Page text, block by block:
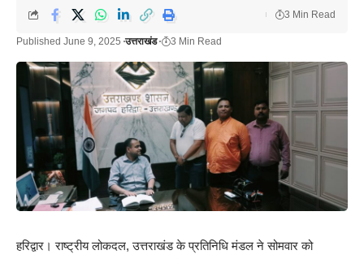
Published June 9, 2025 उत्तराखंड 3 Min Read
3 Min Read
हरिद्वार। राष्ट्रीय लोकदल, उत्तराखंड के प्रतिनिधि मंडल ने सोमवार को